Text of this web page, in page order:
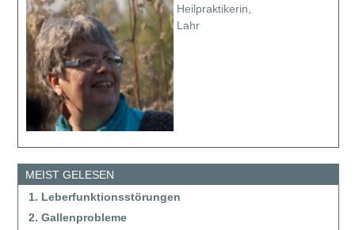
Heilpraktikerin,
Lahr
MEIST GELESEN
1. Leberfunktionsstörungen
2. Gallenprobleme